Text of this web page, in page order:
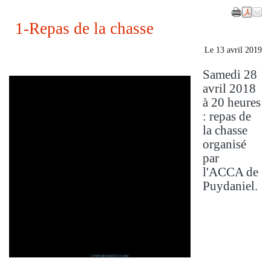
1-Repas de la chasse
Le 13 avril 2019
Samedi 28
avril 2018
à 20 heures
: repas de
la chasse
organisé
par
l'ACCA de
Puydaniel.